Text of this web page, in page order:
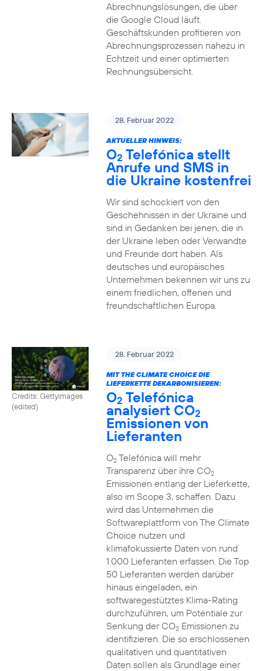
Abrechnungslösungen, die über
die Google Cloud läuft.
Geschäftskunden profitieren von
Abrechnungsprozessen nahezu in
Echtzeit und einer optimierten
Rechnungsübersicht.
28. Februar 2022
AKTUELLER HINWEIS:
O2 Telefónica stellt
Anrufe und SMS in
die Ukraine kostenfrei
Wir sind schockiert von den
Geschehnissen in der Ukraine und
sind in Gedanken bei jenen, die in
der Ukraine leben oder Verwandte
und Freunde dort haben. Als
deutsches und europäisches
Unternehmen bekennen wir uns zu
einem friedlichen, offenen und
freundschaftlichen Europa.
Credits: Gettyimages
(edited)
28. Februar 2022
MIT THE CLIMATE CHOICE DIE
LIEFERKETTE DEKARBONISIEREN:
O2 Telefónica
analysiert CO2
Emissionen von
Lieferanten
O2Telefónica will mehr
Transparenz über ihre CO2
Emissionen entlang der Lieferkette,
also im Scope 3, schaffen. Dazu
wird das Unternehmen die
Softwareplattform von The Climate
Choice nutzen und
klimafokussierte Daten von rund
1.000 Lieferanten erfassen. Die Top
50 Lieferanten werden darüber
hinaus eingeladen, ein
softwaregestütztes Klima-Rating
durchzuführen, um Potentiale zur
Senkung der CO2Emissionen zu
identifizieren. Die so erschlossenen
qualitativen und quantitativen
Daten sollen als Grundlage einer